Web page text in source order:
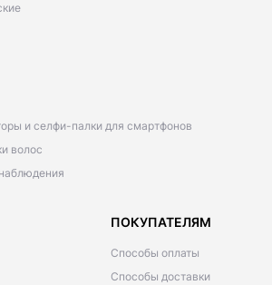
и селфи-палки для смартфонов
волос
ПОКУПАТЕЛЯМ
Способы оплаты
Способы доставки